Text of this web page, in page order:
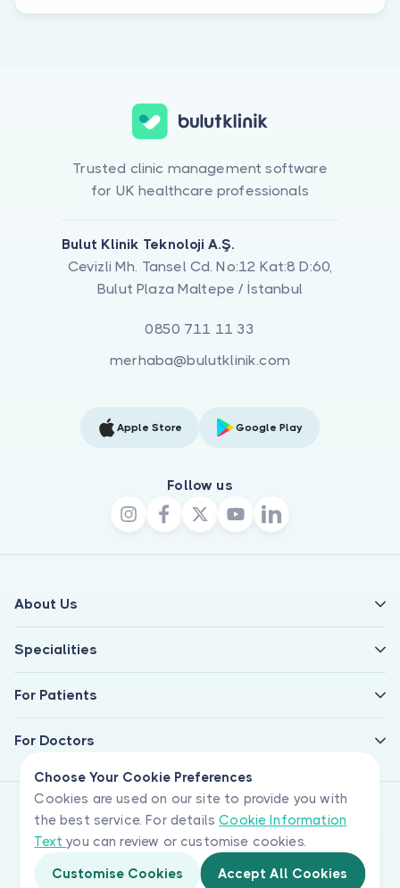
Choose Your Cookie Preferences
Cookies are used on our site to provide you with
the best service. For detailsCookie Information
Textyou can review or customise cookies.
Customise Cookies
Accept All Cookies
Trusted clinic management software
for UK healthcare professionals
Bulut Klinik Teknoloji A.Ş.
Cevizli Mh. Tansel Cd. No:12 Kat:8 D:60,
Bulut Plaza Maltepe / İstanbul
0850 711 11 33
merhaba@bulutklinik.com
Apple Store Google Play
Follow us
About Us
Specialities
For Patients
For Doctors